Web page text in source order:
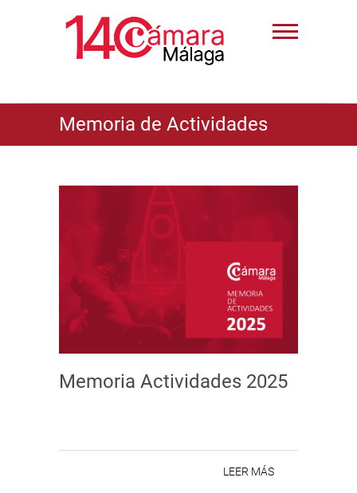
Memoria de Actividades
Memoria Actividades 2025
LEER MÁS